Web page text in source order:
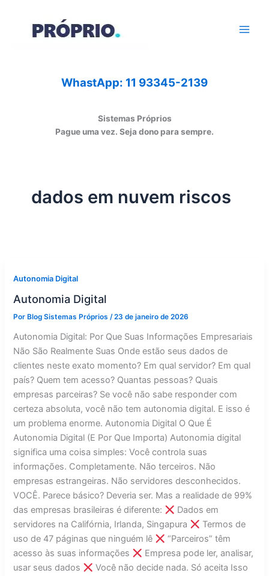
WhastApp: 11 93345-2139
Sistemas Próprios
Pague uma vez. Seja dono para sempre.
dados em nuvem riscos
Autonomia Digital
Autonomia Digital
Por Blog Sistemas Próprios/23 de janeiro de 2026
Autonomia Digital: Por Que Suas Informações Empresariais
Não São Realmente Suas Onde estão seus dados de
clientes neste exato momento? Em qual servidor? Em qual
país? Quem tem acesso? Quantas pessoas? Quais
empresas parceiras? Se você não sabe responder com
certeza absoluta, você não tem autonomia digital. E isso é
um problema enorme. Autonomia Digital O Que É
Autonomia Digital (E Por Que Importa) Autonomia digital
significa uma coisa simples: Você controla suas
informações. Completamente. Não terceiros. Não
empresas estrangeiras. Não servidores desconhecidos.
VOCÊ. Parece básico? Deveria ser. Mas a realidade de 99%
das empresas brasileiras é diferente:
Dados em
servidores na Califórnia, Irlanda, Singapura
Termos de
uso de 47 páginas que ninguém lê
“Parceiros” têm
acesso às suas informações
Empresa pode ler, analisar,
usar seus dados
Você não decide nada. Só aceita Isso